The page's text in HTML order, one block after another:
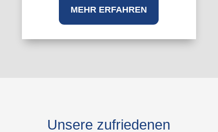
MEHR ERFAHREN
Unsere zufriedenen